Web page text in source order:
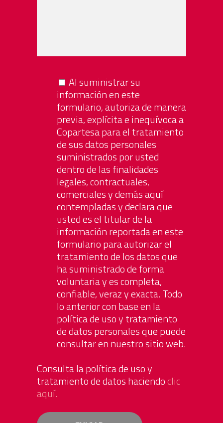
Al suministrar su
información en este
formulario, autoriza de manera
previa, explícita e inequívoca a
Copartesa para el tratamiento
de sus datos personales
suministrados por usted
dentro de las finalidades
legales, contractuales,
comerciales y demás aquí
contempladas y declara que
usted es el titular de la
información reportada en este
formulario para autorizar el
tratamiento de los datos que
ha suministrado de forma
voluntaria y es completa,
confiable, veraz y exacta. Todo
lo anterior con base en la
política de uso y tratamiento
de datos personales que puede
consultar en nuestro sitio web.
Consulta la política de uso y
tratamiento de datos haciendoclic
aquí.